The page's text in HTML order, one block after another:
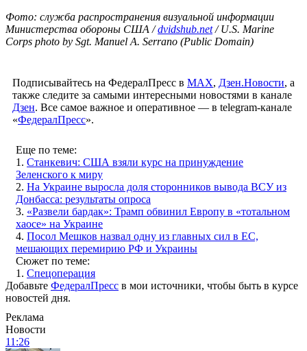
Фото: служба распространения визуальной информации
Министерства обороны США /dvidshub.net/ U.S. Marine
Corps photo by Sgt. Manuel A. Serrano (Public Domain)
Подписывайтесь на ФедералПресс в МАХ, Дзен.Новости, а
также следите за самыми интересными новостями в канале
Дзен. Все самое важное и оперативное — в telegram-канале
«ФедералПресс».
Еще по теме:
1. Станкевич: США взяли курс на принуждение
Зеленского к миру
2. На Украине выросла доля сторонников вывода ВСУ из
Донбасса: результаты опроса
3. «Развели бардак»: Трамп обвинил Европу в «тотальном
хаосе» на Украине
4. Посол Мешков назвал одну из главных сил в ЕС,
мешающих перемирию РФ и Украины
Сюжет по теме:
1. Спецоперация
Добавьте ФедералПресс в мои источники, чтобы быть в курсе
новостей дня.
Реклама
Новости
11:26